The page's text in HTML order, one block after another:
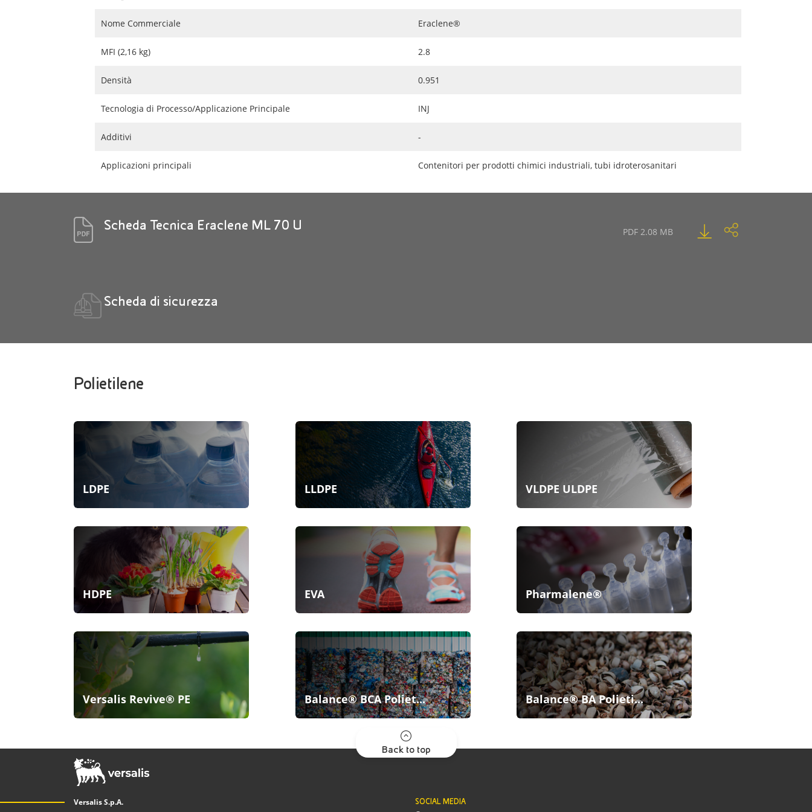
Nome Commerciale Eraclene®
MFI (2,16 kg) 2.8
Densità 0.951
Tecnologia di Processo/Applicazione Principale INJ
Additivi -
Applicazioni principali Contenitori per prodotti chimici industriali, tubi idroterosanitari
Scheda Tecnica Eraclene ML 70 U PDF 2.08 MB
Scheda di sicurezza
Polietilene
LDPE LLDPE VLDPE ULDPE
HDPE EVA Pharmalene®
Versalis Revive® PE Balance® BCA Poliet... Balance® BA Polieti...
Back to top
Versalis S.p.A. SOCIAL MEDIA